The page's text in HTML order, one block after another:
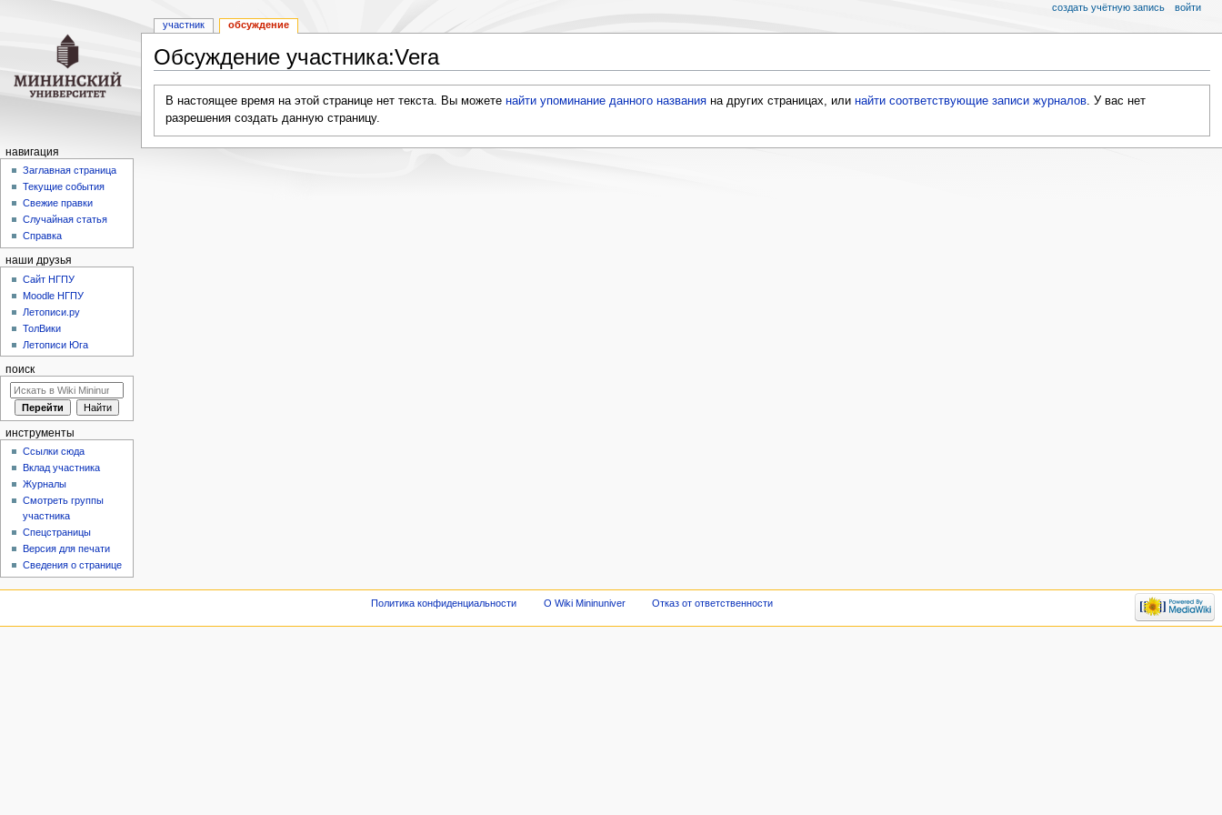
Обсуждение участника:Vera
навигации
поиску
В настоящее время на этой странице нет текста. Вы можетенайти упоминание данного названия на других страницах, илинайти соответствующие записи журналов У вас нет
разрешения создать данную страницу.
участник обсуждение
создать учётную запись войти
навигация
Заглавная страница
Текущие события
Свежие правки
Случайная статья
Справка
наши друзья
Cайт НГПУ
Moodle НГПУ
Летописи.ру
ТолВики
Летописи Юга
поиск
инструменты
Ссылки сюда
Вклад участника
Журналы
Смотреть группы
участника
Спецстраницы
Версия для печати
Сведения о странице
Политика конфиденциальности О Wiki Mininuniver Отказ от ответственности